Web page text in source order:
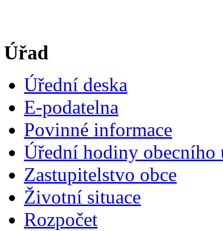
Úřad
Úřední deska
E-podatelna
Povinné informace
Úřední hodiny obecního
Zastupitelstvo obce
Životní situace
Rozpočet